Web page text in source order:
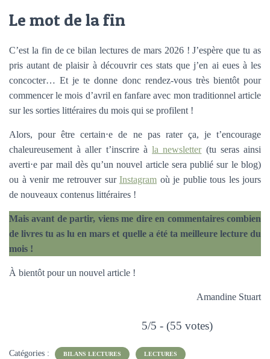
Le mot de la fin
C’est la fin de ce bilan lectures de mars 2026 ! J’espère que tu as
pris autant de plaisir à découvrir ces stats que j’en ai eues à les
concocter… Et je te donne donc rendez-vous très bientôt pour
commencer le mois d’avril en fanfare avec mon traditionnel article
sur les sorties littéraires du mois qui se profilent !
Alors, pour être certain⋅e de ne pas rater ça, je t’encourage
chaleureusement à aller t’inscrire àla newsletter(tu seras ainsi
averti⋅e par mail dès qu’un nouvel article sera publié sur le blog)
ou à venir me retrouver sur Instagram où je publie tous les jours
de nouveaux contenus littéraires !
Mais avant de partir, viens me dire en commentaires combien
de livres tu as lu en mars et quelle a été ta meilleure lecture du
mois !
À bientôt pour un nouvel article !
Amandine Stuart
5/5 - (55 votes)
Catégories : BILANS LECTURES LECTURES